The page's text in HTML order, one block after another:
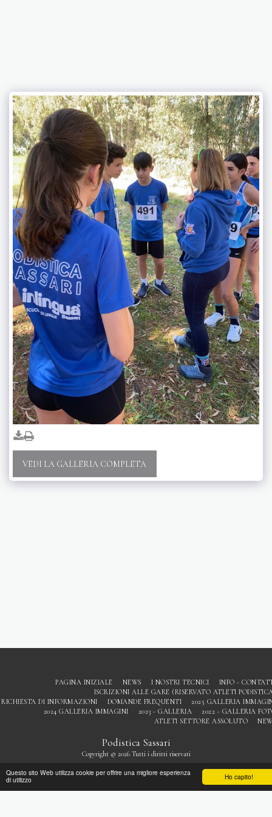
Ho capito!
Questo sito Web utilizza cookie per offrire una migliore esperienza
di utilizzo
VEDI LA GALLERIA COMPLETA
Podistica Sassari
Copyright © 2026 Tutti i diritti riservati
PAGINA INIZIALE NEWS I NOSTRI TECNICI
INFO -
ISCRIZIONI ALLE GARE (RISERVATO ATLETI
RICHIESTA DI INFORMAZIONI
DOMANDE FREQUENTI
2025 GALLERIA
2024 GALLERIA IMMAGINI
2023 - GALLERIA
2022 - GALLERIA
ATLETI SETTORE ASSOLUTO